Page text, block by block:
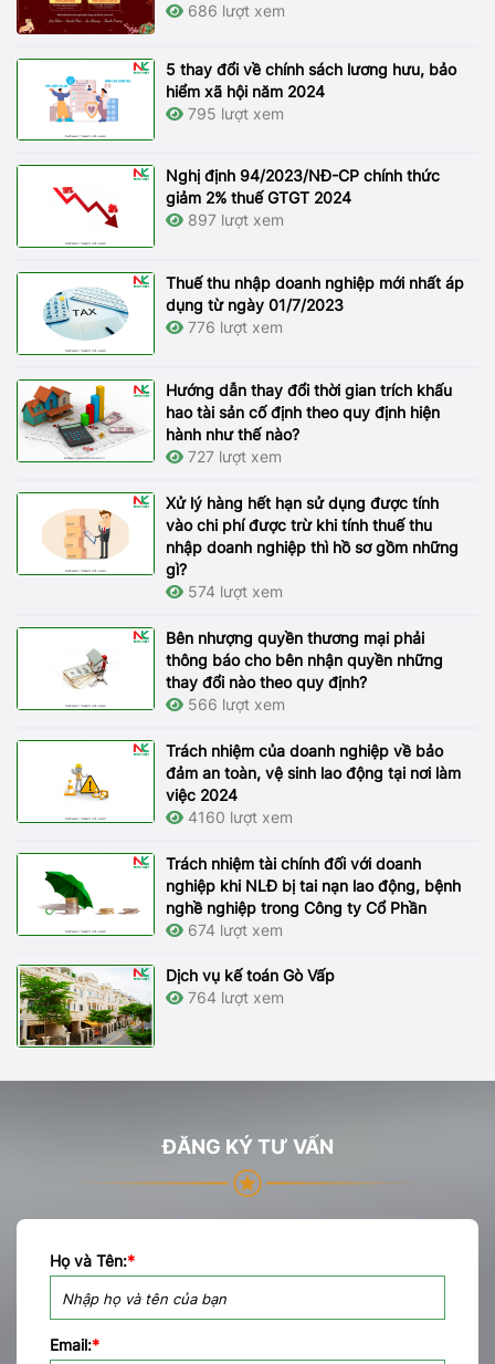
686 lượt xem
5 thay đổi về chính sách lương hưu, bảo
hiểm xã hội năm 2024
795 lượt xem
Nghị định 94/2023/NĐ-CP chính thức
giảm 2% thuế GTGT 2024
897 lượt xem
Thuế thu nhập doanh nghiệp mới nhất áp
dụng từ ngày 01/7/2023
776 lượt xem
Hướng dẫn thay đổi thời gian trích khấu
hao tài sản cố định theo quy định hiện
hành như thế nào?
727 lượt xem
Xử lý hàng hết hạn sử dụng được tính
vào chi phí được trừ khi tính thuế thu
nhập doanh nghiệp thì hồ sơ gồm những
gì?
574 lượt xem
Bên nhượng quyền thương mại phải
thông báo cho bên nhận quyền những
thay đổi nào theo quy định?
566 lượt xem
Trách nhiệm của doanh nghiệp về bảo
đảm an toàn, vệ sinh lao động tại nơi làm
việc 2024
4160 lượt xem
Trách nhiệm tài chính đối với doanh
nghiệp khi NLĐ bị tai nạn lao động, bệnh
nghề nghiệp trong Công ty Cổ Phần
674 lượt xem
Dịch vụ kế toán Gò Vấp
764 lượt xem
ĐĂNG KÝ TƯ VẤN
Họ và Tên:*
Email:*